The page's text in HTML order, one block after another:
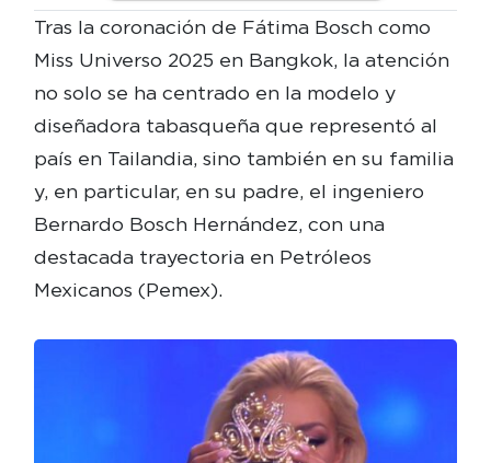
Tras la coronación de Fátima Bosch como
Miss Universo 2025 en Bangkok, la atención
no solo se ha centrado en la modelo y
diseñadora tabasqueña que representó al
país en Tailandia, sino también en su familia
y, en particular, en su padre, el ingeniero
Bernardo Bosch Hernández, con una
destacada trayectoria en Petróleos
Mexicanos (Pemex).